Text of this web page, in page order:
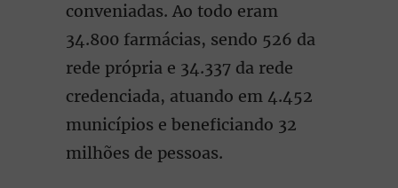
conveniadas. Ao todo eram
34.800 farmácias, sendo 526 da
rede própria e 34.337 da rede
credenciada, atuando em 4.452
municípios e beneficiando 32
milhões de pessoas.